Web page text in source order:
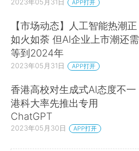
2023年05月31日 APP打开
【市场动态】人工智能热潮正
如火如荼 但AI企业上市潮还需
等到2024年
2023年05月31日 APP打开
香港高校对生成式AI态度不一
港科大率先推出专用
ChatGPT
2023年05月30日 APP打开